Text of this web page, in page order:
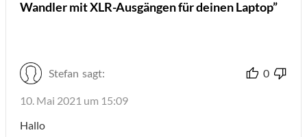
Wandler mit XLR-Ausgängen für deinen Laptop”
Stefan sagt: 0
10. Mai 2021 um 15:09
Hallo